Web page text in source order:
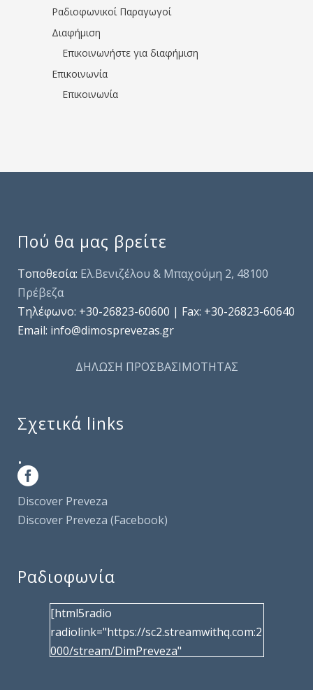
Ραδιοφωνικοί Παραγωγοί
Διαφήμιση
Επικοινωνήστε για διαφήμιση
Επικοινωνία
Επικοινωνία
Πού θα μας βρείτε
Τοποθεσία: Ελ.Βενιζέλου & Μπαχούμη 2, 48100
Πρέβεζα
Τηλέφωνo: +30-26823-60600 | Fax: +30-26823-60640
Email: info@dimosprevezas.gr
ΔΗΛΩΣΗ ΠΡΟΣΒΑΣΙΜΟΤΗΤΑΣ
Σχετικά links
.
Discover Preveza
Discover Preveza (Facebook)
Ραδιοφωνία
[html5radio
radiolink="https://sc2.streamwithq.com:2
000/stream/DimPreveza"